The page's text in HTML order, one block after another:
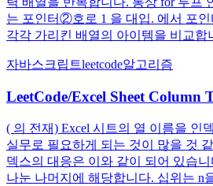
는 포인터②호로 1 을 대입. 에서 포
각각 가리킨 배열의 아이템을 비교합
자바스크립트leetcode알고리즘
LeetCode/Excel Sheet Column
( 의 전재) Excel 시트의 열 이름을 인
실무로 필요하게 되는 것이 많을 것
덱스의 대응은 이와 같이 되어 있습
나눈 나머지에 해당합니다. 십위는 n